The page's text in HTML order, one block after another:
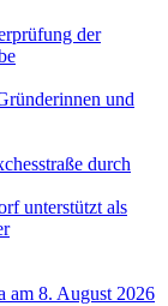
der
und
durch
unterstützt als
am 8. August 2026